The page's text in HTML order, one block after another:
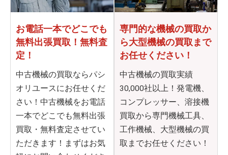
お電話一本でどこでも
無料出張買取！無料査
定！
中古機械の買取ならパシ
オリユースにお任せくだ
さい！中古機械をお電話
一本でどこでも無料出張
買取・無料査定させてい
ただきます！まずはお気
専門的な機械の買取か
ら大型機械の買取まで
お任せください！
中古機械の買取実績
30,000社以上！発電機、
コンプレッサー、溶接機
買取から専門機械工具、
工作機械、大型機械の買
取までお任せください！